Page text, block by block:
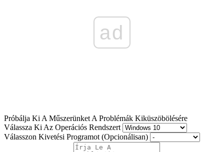
ad
Próbálja Ki A Műszerünket A Problémák Kiküszöbölésére
Válassza Ki Az Operációs Rendszert
Válasszon Kivetési Programot (Opcionálisan)